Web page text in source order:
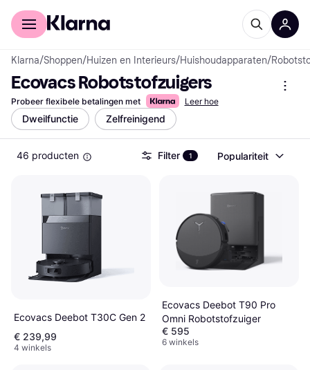
Voor shoppers
Klarna/Shoppen/Huizen en Interieurs/Huishoudapparaten/
Ecovacs Robotstofzuigers
Probeer flexibele betalingen met Leer hoe
Dweilfunctie Zelfreinigend
46 producten Filter 1 Populariteit
Ecovacs Deebot T30C Gen 2
€ 239,99
4 winkels
Ecovacs Deebot T90 Pro
Omni Robotstofzuiger
€ 595
6 winkels